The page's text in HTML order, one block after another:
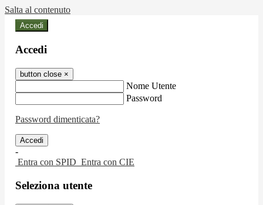
Salta al contenuto
Accedi
Accedi
button close ×
Nome Utente
Password
Password dimenticata?
-
Entra con SPID Entra con CIE
Seleziona utente